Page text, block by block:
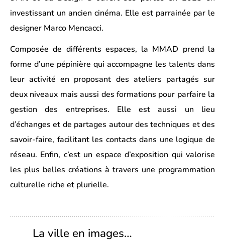
investissant un ancien cinéma. Elle est parrainée par le
designer Marco Mencacci.
Composée de différents espaces, la MMAD prend la
forme d’une pépinière qui accompagne les talents dans
leur activité en proposant des ateliers partagés sur
deux niveaux mais aussi des formations pour parfaire la
gestion des entreprises. Elle est aussi un lieu
d’échanges et de partages autour des techniques et des
savoir-faire, facilitant les contacts dans une logique de
réseau. Enfin, c’est un espace d’exposition qui valorise
les plus belles créations à travers une programmation
culturelle riche et plurielle.
La ville en images…